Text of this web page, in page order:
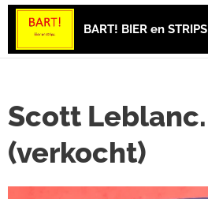
BART! BIER en STRIPS
Scott Leblanc.
(verkocht)